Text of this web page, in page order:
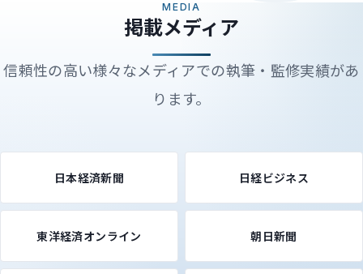
MEDIA
掲載メディア
信頼性の高い様々なメディアでの執筆・監修実績があ
ります。
日本経済新聞 日経ビジネス
東洋経済オンライン 朝日新聞